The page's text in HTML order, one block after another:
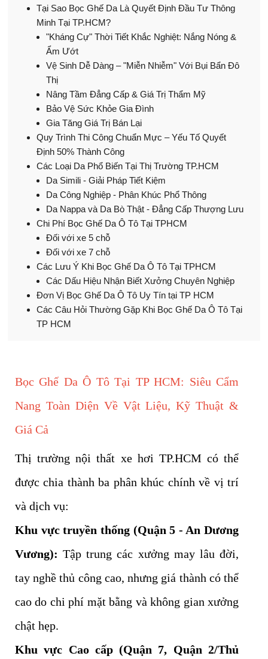
Tại Sao Bọc Ghế Da Là Quyết Định Đầu Tư Thông
Minh Tại TP.HCM?
"Kháng Cự" Thời Tiết Khắc Nghiệt: Nắng Nóng &
Ẩm Ướt
Vệ Sinh Dễ Dàng – "Miễn Nhiễm" Với Bụi Bẩn Đô
Thị
Nâng Tầm Đẳng Cấp & Giá Trị Thẩm Mỹ
Bảo Vệ Sức Khỏe Gia Đình
Gia Tăng Giá Trị Bán Lại
Quy Trình Thi Công Chuẩn Mực – Yếu Tố Quyết
Định 50% Thành Công
Các Loại Da Phổ Biến Tại Thị Trường TP.HCM
Da Simili - Giải Pháp Tiết Kiệm
Da Công Nghiệp - Phân Khúc Phổ Thông
Da Nappa và Da Bò Thật - Đẳng Cấp Thượng Lưu
Chi Phí Bọc Ghế Da Ô Tô Tại TPHCM
Đối với xe 5 chỗ
Đối với xe 7 chỗ
Các Lưu Ý Khi Bọc Ghế Da Ô Tô Tại TPHCM
Các Dấu Hiệu Nhận Biết Xưởng Chuyên Nghiệp
Đơn Vị Bọc Ghế Da Ô Tô Uy Tín tại TP HCM
Các Câu Hỏi Thường Gặp Khi Bọc Ghế Da Ô Tô Tại
TP HCM
Bọc Ghế Da Ô Tô Tại TP HCM: Siêu Cẩm
Nang Toàn Diện Về Vật Liệu, Kỹ Thuật &
Giá Cả
Thị trường nội thất xe hơi TP.HCM có thể
được chia thành ba phân khúc chính về vị trí
và dịch vụ:
Khu vực truyền thống (Quận 5 - An Dương
Vương): Tập trung các xưởng may lâu đời,
tay nghề thủ công cao, nhưng giá thành có thể
cao do chi phí mặt bằng và không gian xưởng
chật hẹp.
Khu vực Cao cấp (Quận 7, Quận 2/Thủ